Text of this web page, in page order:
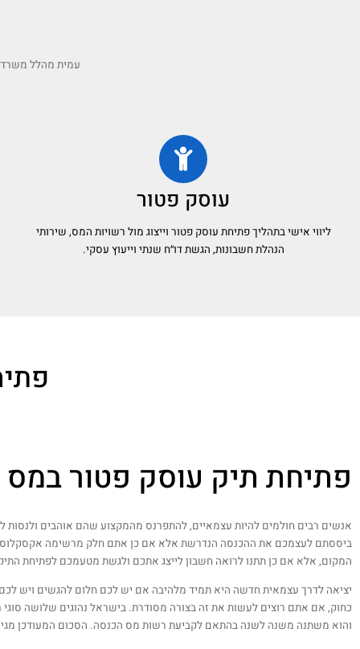
עמית מהלל משרד
עוסק פטור
ליווי אישי בתהליך פתיחת עוסק פטור וייצוג מול רשויות המס, שירותי
הנהלת חשבונות, הגשת דו״ח שנתי וייעוץ עסקי.
פתיחת תיק עוסק פטור
אנשים רבים חולמים להיות עצמאיים, להתפרנס מהמקצוע שהם אוהבים
ביססתם לעצמכם את ההכנסה הנדרשת אלא אם כן אתם חלק מרשימה
המקום, אלא אם כן תתנו לרואה חשבון לייצג אתכם ולגשת מטעמכם לפתיחת
יציאה לדרך עצמאית חדשה היא תמיד מלהיבה אם יש לכם חלום להגשים ויש
כחוק, אם אתם רוצים לעשות את זה בצורה מסודרת. בישראל נהוגים שלושה
והוא משתנה משנה לשנה בהתאם לקביעת רשות מס הכנסה. הסכום המעודכן מגיע ל- 120,000 ₪ (נכון לשנת 2024) ואם אתם צופים שתעברו סכום זה אתם תידרשו להירשם כעוסק מורשה